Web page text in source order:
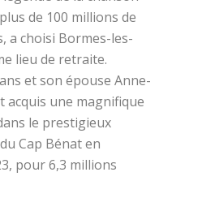
de 100 millions de
a choisi Bormes-les-
lieu de retraite.
et son épouse Anne-
acquis une magnifique
le prestigieux
Cap Bénat en
pour 6,3 millions